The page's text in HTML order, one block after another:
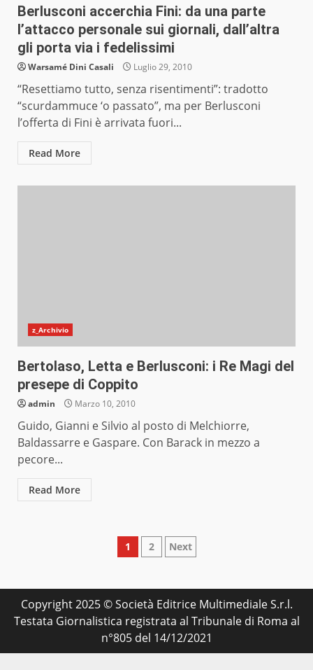
Berlusconi accerchia Fini: da una parte
l’attacco personale sui giornali, dall’altra
gli porta via i fedelissimi
Warsamé Dini Casali Luglio 29, 2010
“Resettiamo tutto, senza risentimenti”: tradotto
“scurdammuce ‘o passato”, ma per Berlusconi
l’offerta di Fini è arrivata fuori...
Read More
z_Archivio
Bertolaso, Letta e Berlusconi: i Re Magi del
presepe di Coppito
admin Marzo 10, 2010
Guido, Gianni e Silvio al posto di Melchiorre,
Baldassarre e Gaspare. Con Barack in mezzo a
pecore...
Read More
Paginazione
articoli
1 2 Next
Copyright 2025 © Società Editrice Multimediale S.r.l.
Testata Giornalistica registrata al Tribunale di Roma al
n°805 del 14/12/2021